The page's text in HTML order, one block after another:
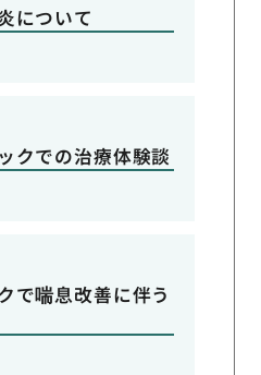
について
クでの治療体験談
で喘息改善に伴う